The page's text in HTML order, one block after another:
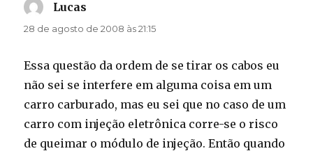
Lucas
28 de agosto de 2008 às 21:15
Essa questão da ordem de se tirar os cabos eu
não sei se interfere em alguma coisa em um
carro carburado, mas eu sei que no caso de um
carro com injeção eletrônica corre-se o risco
de queimar o módulo de injeção. Então quando